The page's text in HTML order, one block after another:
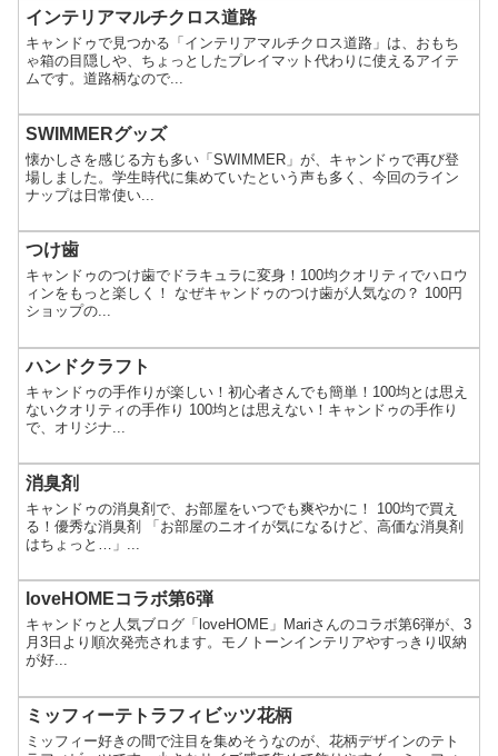
インテリアマルチクロス道路
キャンドゥで見つかる「インテリアマルチクロス道路」は、おもち
ゃ箱の目隠しや、ちょっとしたプレイマット代わりに使えるアイテ
ムです。道路柄なので...
SWIMMERグッズ
懐かしさを感じる方も多い「SWIMMER」が、キャンドゥで再び登
場しました。学生時代に集めていたという声も多く、今回のライン
ナップは日常使い...
つけ歯
キャンドゥのつけ歯でドラキュラに変身！100均クオリティでハロウ
ィンをもっと楽しく！ なぜキャンドゥのつけ歯が人気なの？ 100円
ショップの...
ハンドクラフト
キャンドゥの手作りが楽しい！初心者さんでも簡単！100均とは思え
ないクオリティの手作り 100均とは思えない！キャンドゥの手作り
で、オリジナ...
消臭剤
キャンドゥの消臭剤で、お部屋をいつでも爽やかに！ 100均で買え
る！優秀な消臭剤 「お部屋のニオイが気になるけど、高価な消臭剤
はちょっと…」...
loveHOMEコラボ第6弾
キャンドゥと人気ブログ「loveHOME」Mariさんのコラボ第6弾が、3
月3日より順次発売されます。モノトーンインテリアやすっきり収納
が好...
ミッフィーテトラフィビッツ花柄
ミッフィー好きの間で注目を集めそうなのが、花柄デザインのテト